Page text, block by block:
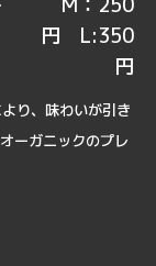
円 L:350
円
り、味わいが引き
ーガニックのプレ